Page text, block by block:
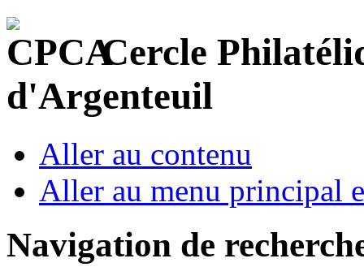
Cercle
d'Argenteuil
Aller au contenu
Aller au menu principal
Navigation de